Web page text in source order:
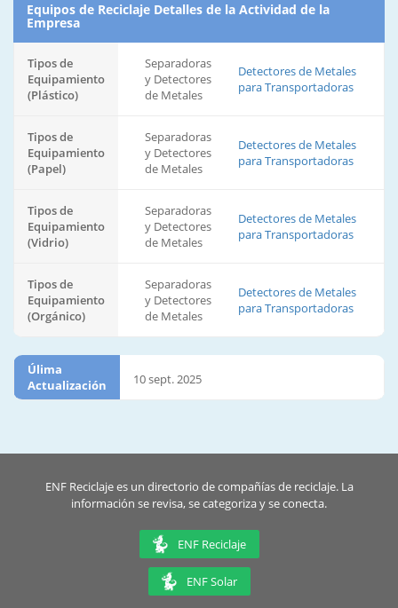
Equipos de Reciclaje Detalles de la Actividad de la
Empresa
Tipos de
Equipamiento
(Plástico)
Separadoras
y Detectores
de Metales
Detectores de Metales
para Transportadoras
Tipos de
Equipamiento
(Papel)
Separadoras
y Detectores
de Metales
Detectores de Metales
para Transportadoras
Tipos de
Equipamiento
(Vidrio)
Separadoras
y Detectores
de Metales
Detectores de Metales
para Transportadoras
Tipos de
Equipamiento
(Orgánico)
Separadoras
y Detectores
de Metales
Detectores de Metales
para Transportadoras
Úlima
Actualización
10 sept. 2025
ENF Reciclaje es un directorio de compañías de reciclaje. La
información se revisa, se categoriza y se conecta.
ENF Reciclaje
ENF Solar